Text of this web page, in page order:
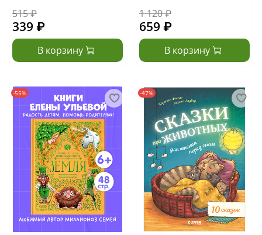
515 ₽
339 ₽
В корзину
1 120 ₽
659 ₽
В корзину
-55% -47%